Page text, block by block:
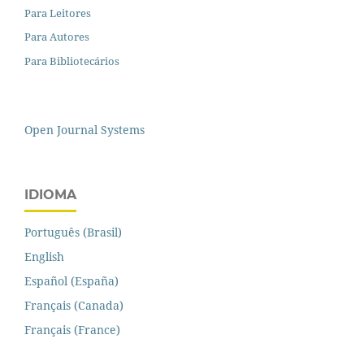
Para Leitores
Para Autores
Para Bibliotecários
Open Journal Systems
IDIOMA
Português (Brasil)
English
Español (España)
Français (Canada)
Français (France)